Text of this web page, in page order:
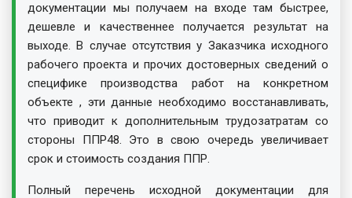
документации мы получаем на входе там быстрее,
дешевле и качественнее получается результат на
выходе. В случае отсутствия у Заказчика исходного
рабочего проекта и прочих достоверных сведений о
специфике производства работ на конкретном
объекте , эти данные необходимо восстанавливать,
что приводит к дополнительным трудозатратам со
стороны ППР48. Это в свою очередь увеличивает
срок и стоимость создания ППР.
Полный перечень исходной документации для